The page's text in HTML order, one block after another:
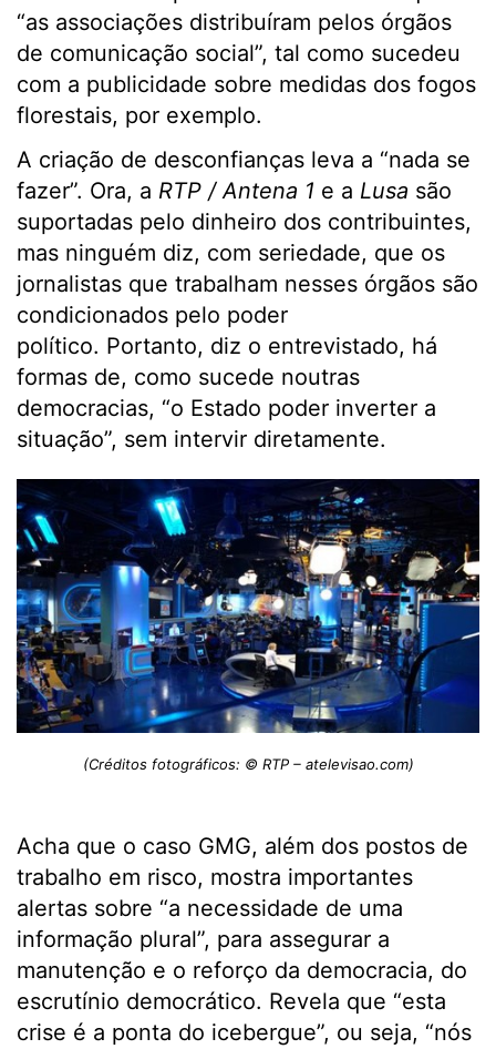
“as associações distribuíram pelos órgãos
de comunicação social”, tal como sucedeu
com a publicidade sobre medidas dos fogos
florestais, por exemplo.
A criação de desconfianças leva a “nada se
fazer”. Ora, a RTP / Antena 1 e a Lusa são
suportadas pelo dinheiro dos contribuintes,
mas ninguém diz, com seriedade, que os
jornalistas que trabalham nesses órgãos são
condicionados pelo poder
político. Portanto, diz o entrevistado, há
formas de, como sucede noutras
democracias, “o Estado poder inverter a
situação”, sem intervir diretamente.
(Créditos fotográficos: © RTP – atelevisao.com)
Acha que o caso GMG, além dos postos de
trabalho em risco, mostra importantes
alertas sobre “a necessidade de uma
informação plural”, para assegurar a
manutenção e o reforço da democracia, do
escrutínio democrático. Revela que “esta
crise é a ponta do icebergue”, ou seja, “nós